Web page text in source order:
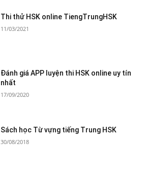
Thi thử HSK online TiengTrungHSK
11/03/2021
Đánh giá APP luyện thi HSK online uy tín
nhất
17/09/2020
Sách học Từ vựng tiếng Trung HSK
30/08/2018